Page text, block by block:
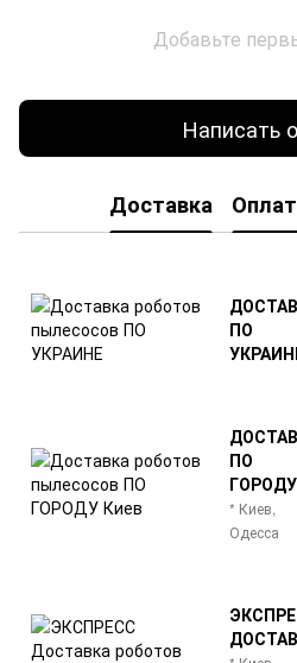
Добавьте
Написать
Доставка
ПО
ПО
ГОРОДУ
* Киев,
Одесса